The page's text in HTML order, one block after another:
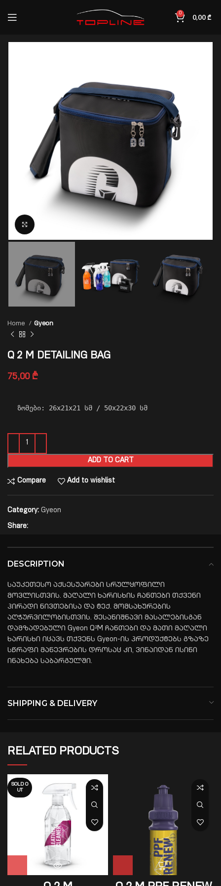
0 0,00₾
Home Gyeon
Q 2 M DETAILING BAG
75,00 ₾
ზომები: 26x21x21 სმ / 50x22x30 სმ
ADD TO CART
Compare Add to wishlist
Category: Gyeon
Share:
DESCRIPTION
საუკეთესო აქსესუარები სრულყოფილი
მოვლისთვის. მაღალი ხარისხის ჩანთები თქვენი
პირადი ნივთებისა და ტექ. მომსახურების
აღჭურვილობისთვის. შესანიშნავი მასალებისგან
დამზადებული Gyeon Q²M ჩანთები და მათი მაღალი
ხარისხი იცავს თქვენს Gyeon-ის პროდუქტებს გზაზე
სწრაფი მანევრების დროსაც კი, ვინაიდან ისინი
ინახება საბარგულში.
SHIPPING & DELIVERY
RELATED PRODUCTS
SOLD O
UT